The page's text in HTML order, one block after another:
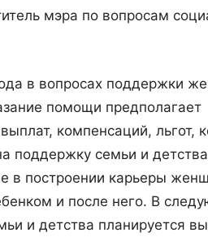
мэра по вопросам
в вопросах поддержки
помощи предполагает
компенсаций, льгот,
поддержку семьи и
в построении карьеры
и после него. В
и детства планируется